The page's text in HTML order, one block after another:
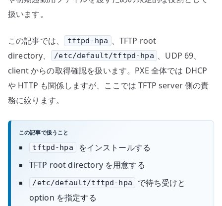
扱います。
この記事では、 tftpd-hpa 、TFTP root
directory、
/etc/default/tftpd-hpa 、UDP 69、
client からの取得確認を扱います。PXE 全体では DHCP
や HTTP も関係しますが、ここでは TFTP server 側の責
務に絞ります。
この記事で扱うこと
tftpd-hpa
をインストールする
TFTP root directory を用意する
/etc/default/tftpd-hpa
で待ち受けと
option を指定する